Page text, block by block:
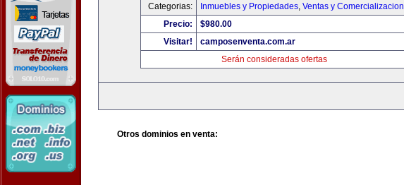
Categorias:
Inmuebles y Propiedades, Ventas y Comercializacion
Precio:
$980.00
Visitar!
camposenventa.com.ar
Serán consideradas ofertas
Otros dominios en venta: